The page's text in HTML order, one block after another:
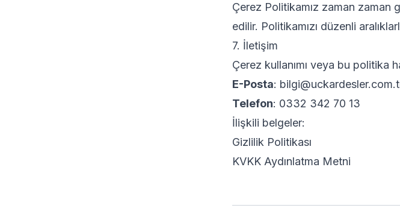
Çerez Politikamız zaman zaman
edilir. Politikamızı düzenli
7. İletişim
Çerez kullanımı veya bu politika
E-Posta:
Telefon: 0332 342 70 13
İlişkili belgeler:
Gizlilik Politikası
KVKK Aydınlatma Metni